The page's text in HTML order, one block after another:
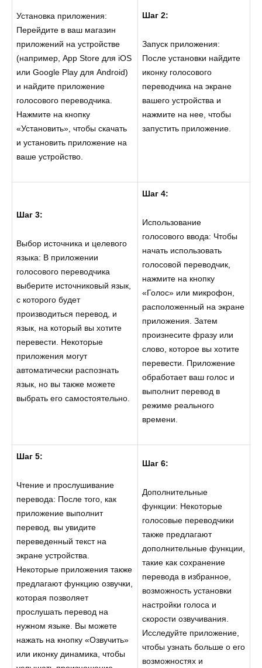
Установка приложения:
Перейдите в ваш магазин
приложений на устройстве
(например, App Store для iOS
или Google Play для Android)
и найдите приложение
голосового переводчика.
Нажмите на кнопку
«Установить», чтобы скачать
и установить приложение на
ваше устройство.
Шаг 2:
Запуск приложения:
После установки найдите
иконку голосового
переводчика на экране
вашего устройства и
нажмите на нее, чтобы
запустить приложение.
Шаг 3:
Выбор источника и целевого
языка: В приложении
голосового переводчика
выберите источниковый язык,
с которого будет
производиться перевод, и
язык, на который вы хотите
перевести. Некоторые
приложения могут
автоматически распознать
язык, но вы также можете
выбрать его самостоятельно.
Шаг 4:
Использование
голосового ввода: Чтобы
начать использовать
голосовой переводчик,
нажмите на кнопку
«Голос» или микрофон,
расположенный на экране
приложения. Затем
произнесите фразу или
слово, которое вы хотите
перевести. Приложение
обработает ваш голос и
выполнит перевод в
режиме реального
времени.
Шаг 5:
Чтение и прослушивание
перевода: После того, как
приложение выполнит
перевод, вы увидите
переведенный текст на
экране устройства.
Некоторые приложения также
предлагают функцию озвучки,
которая позволяет
прослушать перевод на
нужном языке. Вы можете
нажать на кнопку «Озвучить»
или иконку динамика, чтобы
Шаг 6:
Дополнительные
функции: Некоторые
голосовые переводчики
также предлагают
дополнительные функции,
такие как сохранение
перевода в избранное,
возможность установки
настройки голоса и
скорости озвучивания.
Исследуйте приложение,
чтобы узнать больше о его
возможностях и